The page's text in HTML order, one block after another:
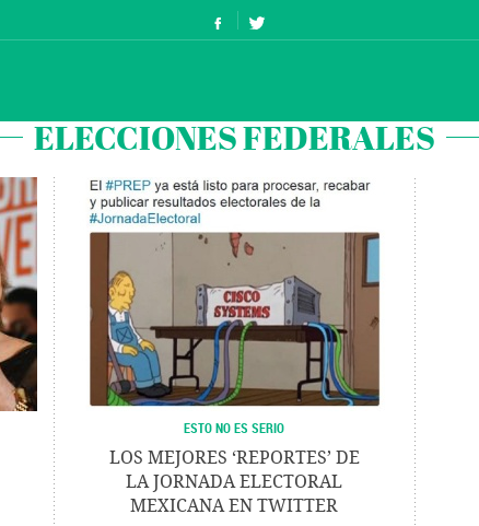
ELECCIONES FEDERALES
ESTO NO ES SERIO
LOS MEJORES ‘REPORTES’ DE
LA JORNADA ELECTORAL
MEXICANA EN TWITTER